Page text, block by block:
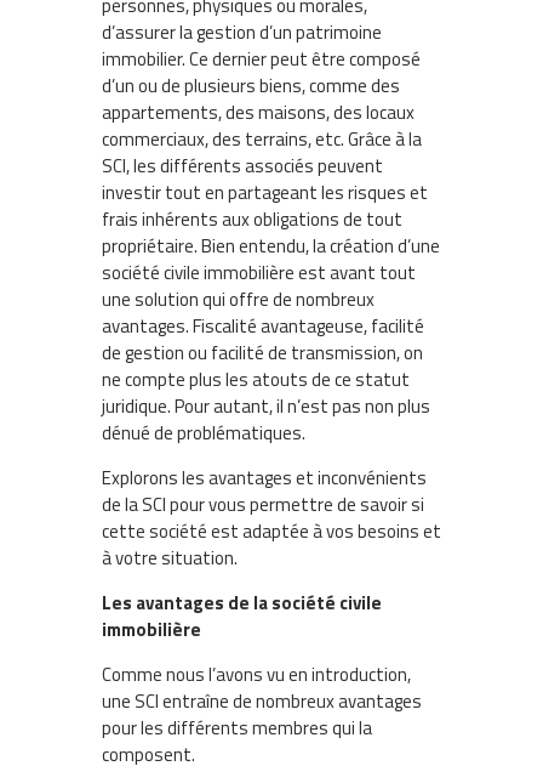
d’assurer la gestion d’un patrimoine
immobilier. Ce dernier peut être composé
d’un ou de plusieurs biens, comme des
appartements, des maisons, des locaux
commerciaux, des terrains, etc. Grâce à la
SCI, les différents associés peuvent
investir tout en partageant les risques et
frais inhérents aux obligations de tout
propriétaire. Bien entendu, la création d’une
société civile immobilière est avant tout
une solution qui offre de nombreux
avantages. Fiscalité avantageuse, facilité
de gestion ou facilité de transmission, on
ne compte plus les atouts de ce statut
juridique. Pour autant, il n’est pas non plus
dénué de problématiques.
Explorons les avantages et inconvénients
de la SCI pour vous permettre de savoir si
cette société est adaptée à vos besoins et
à votre situation.
Les avantages de la société civile
immobilière
Comme nous l’avons vu en introduction,
une SCI entraîne de nombreux avantages
pour les différents membres qui la
composent.